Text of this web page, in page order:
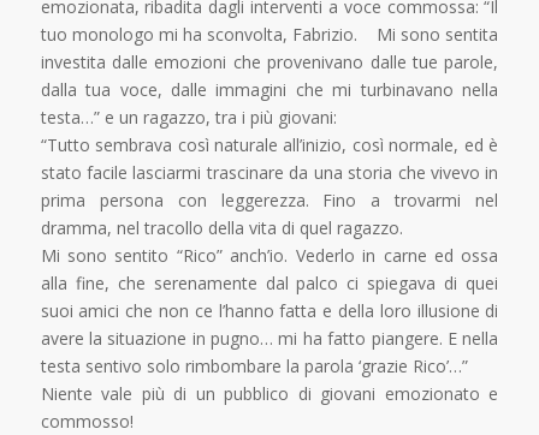
emozionata, ribadita dagli interventi a voce commossa: “Il
tuo monologo mi ha sconvolta, Fabrizio. Mi sono sentita
investita dalle emozioni che provenivano dalle tue parole,
dalla tua voce, dalle immagini che mi turbinavano nella
testa…” e un ragazzo, tra i più giovani:
“Tutto sembrava così naturale all’inizio, così normale, ed è
stato facile lasciarmi trascinare da una storia che vivevo in
prima persona con leggerezza. Fino a trovarmi nel
dramma, nel tracollo della vita di quel ragazzo.
Mi sono sentito “Rico” anch’io. Vederlo in carne ed ossa
alla fine, che serenamente dal palco ci spiegava di quei
suoi amici che non ce l’hanno fatta e della loro illusione di
avere la situazione in pugno… mi ha fatto piangere. E nella
testa sentivo solo rimbombare la parola ‘grazie Rico’…”
Niente vale più di un pubblico di giovani emozionato e
commosso!